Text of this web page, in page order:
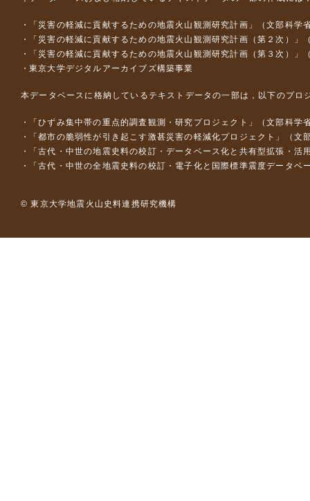
「災害の軽減に貢献するための地震火山観測研究計画」（文部科学
「災害の軽減に貢献するための地震火山観測研究計画（第２次）」
「災害の軽減に貢献するための地震火山観測研究計画（第３次）」
東京大学デジタルアーカイブズ構築事業
本データベースに格納しているテキストデータの一部は，以下のプロ
「ひずみ集中帯の重点的調査観測・研究プロジェクト」（文部科
「都市の脆弱性が引き起こす激甚災害の軽減化プロジェクト」（
「古代・中世の地震史料の校訂・データベース化と共有型拡張・
「古代・中世の全地震史料の校訂・電子化と国際標準震度データ
© 東京大学地震火山史料連携研究機構